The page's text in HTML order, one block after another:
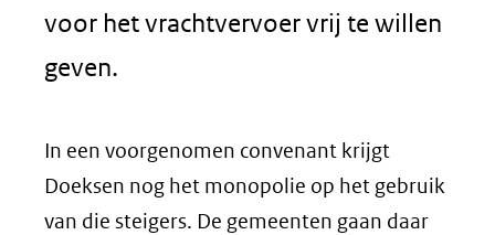
voor het vrachtvervoer vrij te willen
geven.
In een voorgenomen convenant krijgt
Doeksen nog het monopolie op het gebruik
van die steigers. De gemeenten gaan daar